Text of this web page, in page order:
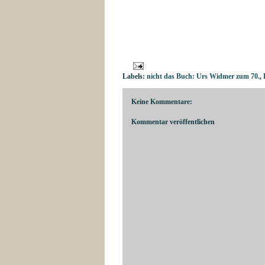
Labels: nicht das Buch: Urs Widmer zum 70.,
Keine Kommentare:
Kommentar veröffentlichen